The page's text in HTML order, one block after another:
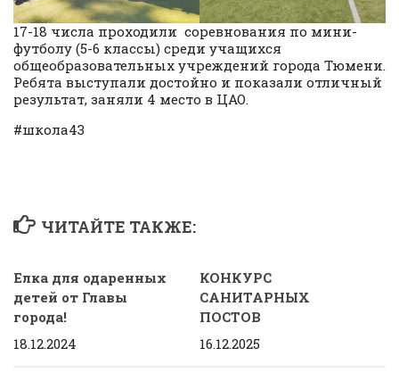
17-18 числа проходили соревнования по мини-
футболу (5-6 классы) среди учащихся
общеобразовательных учреждений города Тюмени.
Ребята выступали достойно и показали отличный
результат, заняли 4 место в ЦАО.
#школа43
ЧИТАЙТЕ ТАКЖЕ:
Елка для одаренных
детей от Главы
города!
18.12.2024
КОНКУРС
САНИТАРНЫХ
ПОСТОВ
16.12.2025